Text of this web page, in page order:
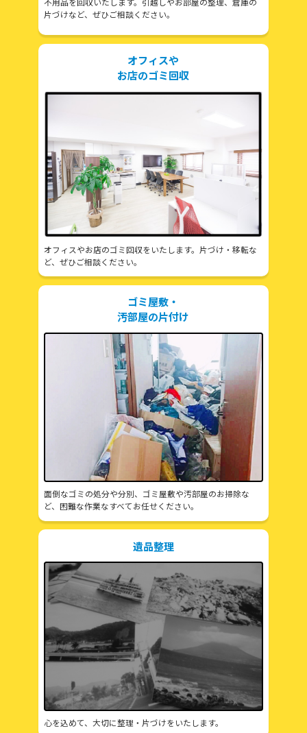
片づけなど、ぜひご相談ください。
オフィスや
お店のゴミ回収
オフィスやお店のゴミ回収をいたします。片づけ・移転な
ど、ぜひご相談ください。
ゴミ屋敷・
汚部屋の片付け
面倒なゴミの処分や分別、ゴミ屋敷や汚部屋のお掃除な
ど、困難な作業なすべてお任せください。
遺品整理
心を込めて、大切に整理・片づけをいたします。